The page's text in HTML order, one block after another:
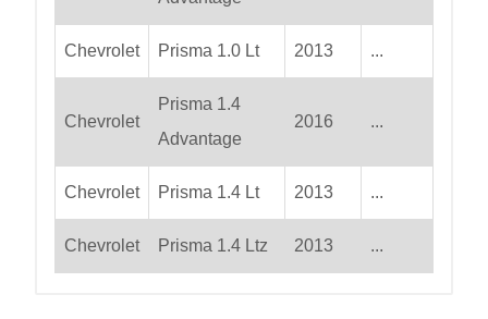
Chevrolet Prisma 1.0 Lt 2013 ...
Chevrolet
Prisma 1.4
Advantage
2016 ...
Chevrolet Prisma 1.4 Lt 2013 ...
Chevrolet Prisma 1.4 Ltz 2013 ...